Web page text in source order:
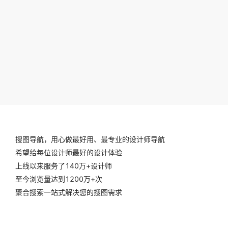
搜图导航，用心做最好用、最专业的设计师导航
希望给每位设计师最好的设计体验
上线以来服务了140万+设计师
至今浏览量达到1200万+次
聚合搜索一站式解决您的搜图需求